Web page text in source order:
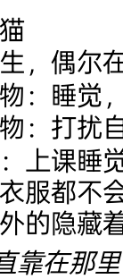
，偶尔
：睡觉
：打扰
上课睡
服都不
的隐藏
靠在那